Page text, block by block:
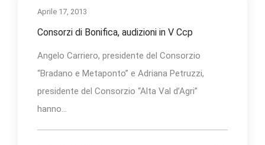
Aprile 17, 2013
Consorzi di Bonifica, audizioni in V Ccp
Angelo Carriero, presidente del Consorzio
“Bradano e Metaponto” e Adriana Petruzzi,
presidente del Consorzio “Alta Val d’Agri”
hanno...